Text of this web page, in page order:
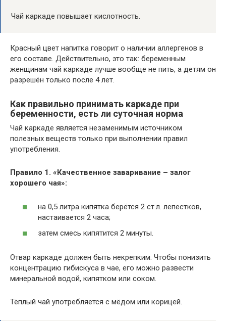
Чай каркаде повышает кислотность.
Красный цвет напитка говорит о наличии аллергенов в
его составе. Действительно, это так: беременным
женщинам чай каркаде лучше вообще не пить, а детям он
разрешён только после 4 лет.
Как правильно принимать каркаде при
беременности, есть ли суточная норма
Чай каркаде является незаменимым источником
полезных веществ только при выполнении правил
употребления.
Правило 1. «Качественное заваривание – залог
хорошего чая»:
на 0,5 литра кипятка берётся 2 ст.л. лепестков,
настаивается 2 часа;
затем смесь кипятится 2 минуты.
Отвар каркаде должен быть некрепким. Чтобы понизить
концентрацию гибискуса в чае, его можно развести
минеральной водой, кипятком или соком.
Тёплый чай употребляется с мёдом или корицей.